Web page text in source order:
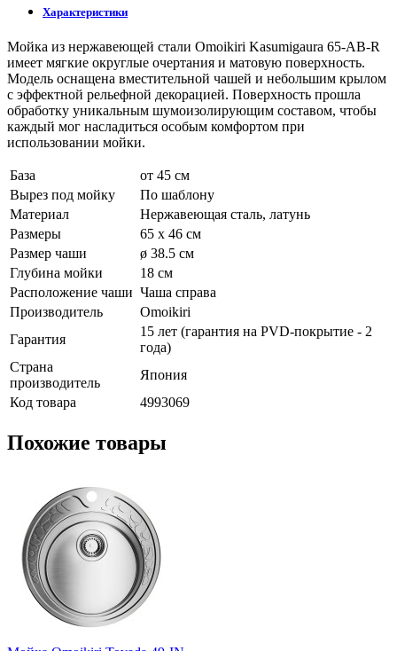
Характеристики
Мойка из нержавеющей стали Omoikiri Kasumigaura 65-AB-R
имеет мягкие округлые очертания и матовую поверхность.
Модель оснащена вместительной чашей и небольшим крылом
с эффектной рельефной декорацией. Поверхность прошла
обработку уникальным шумоизолирующим составом, чтобы
каждый мог насладиться особым комфортом при
использовании мойки.
База
от 45 см
Вырез под мойку
По шаблону
Материал
Нержавеющая сталь, латунь
Размеры
65 x 46 см
Размер чаши
ø 38.5 см
Глубина мойки
18 см
Расположение чаши Чаша справа
Производитель
Omoikiri
Гарантия
15 лет (гарантия на PVD-покрытие - 2
года)
Страна
производитель
Япония
Код товара
4993069
Похожие товары